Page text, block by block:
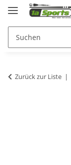
Zurück zur Liste